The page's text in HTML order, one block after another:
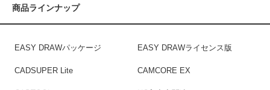
商品ラインナップ
EASY DRAWパッケージ EASY DRAWライセンス版
CADSUPER Lite CAMCORE EX